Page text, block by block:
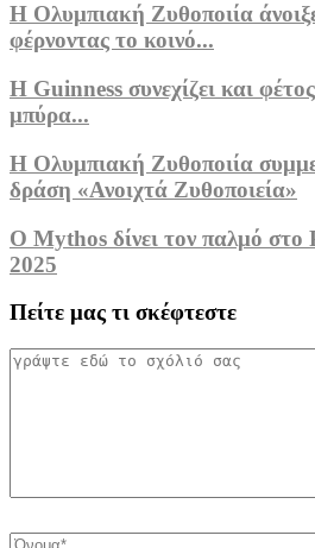
Η Ολυμπιακή Ζυθοποιία
φέρνοντας το κοινό...
Η Guinness συνεχίζει και
μπύρα...
Η Ολυμπιακή Ζυθοποιία
δράση «Ανοιχτά Ζυθοποιεία»
O Mythos δίνει τον παλμό
2025
Πείτε μας τι σκέφτεστε